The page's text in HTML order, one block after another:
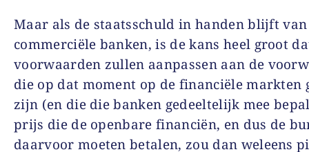
Maar als de staatsschuld in handen blijft van
commerciële banken, is de kans heel groot
voorwaarden zullen aanpassen aan de
die op dat moment op de financiële markten
zijn (en die die banken gedeeltelijk mee
prijs die de openbare financiën, en dus de
daarvoor moeten betalen, zou dan weleens